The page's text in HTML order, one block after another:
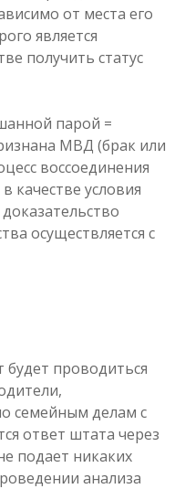
от места его
является
получить статус
парой =
МВД (брак или
воссоединения
качестве условия
осуществляется с
будет проводиться
семейным делам с
ответ штата через
подает никаких
анализа